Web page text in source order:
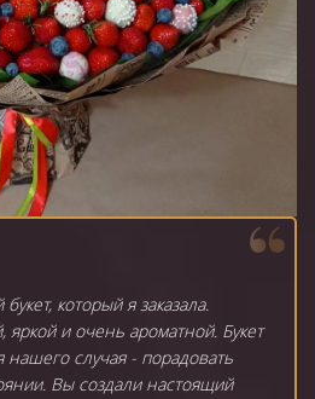
который я заказала.
яркой и очень ароматной. Букет
случая - порадовать
Вы создали настоящий